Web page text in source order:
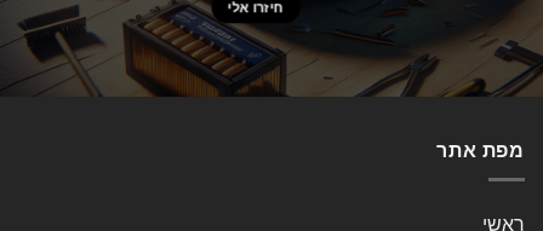
מפת אתר
ראשי